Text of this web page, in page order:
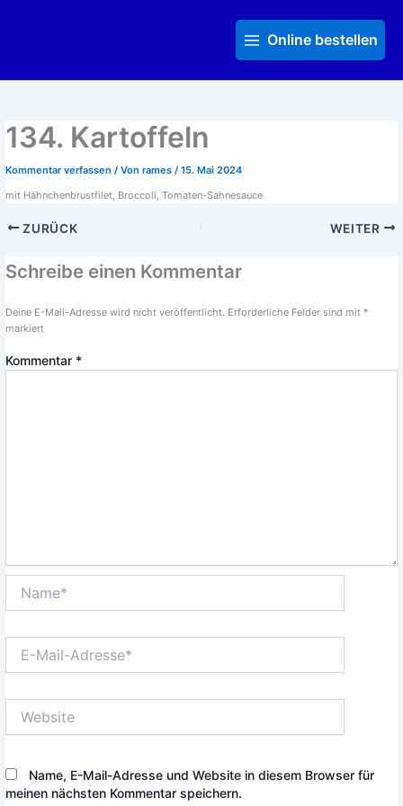
MenuOnline bestellen
134. Kartoffeln
Kommentar verfassen / Von rames / 15. Mai 2024
mit Hähnchenbrustfilet, Broccoli, Tomaten-Sahnesauce
ZURÜCK WEITER
Schreibe einen Kommentar
Deine E-Mail-Adresse wird nicht veröffentlicht. Erforderliche Felder sind mit *
markiert
Kommentar *
Mail-
Name, E-Mail-Adresse und Website in diesem Browser für
meinen nächsten Kommentar speichern.